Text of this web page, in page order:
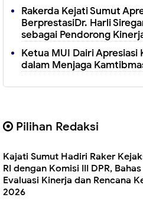
Rakerda Kejati Sumut
BerprestasiDr. Harli
sebagai Pendorong
Ketua MUI Dairi Apresiasi
dalam Menjaga
Pilihan Redaksi
Kajati Sumut Hadiri Raker
RI dengan Komisi III DPR, Bahas
Evaluasi Kinerja dan Rencana
2026